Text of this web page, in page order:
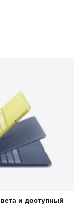
и доступный